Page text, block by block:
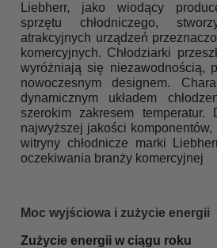
Liebherr, jako wiodący
sprzętu chłodniczego,
atrakcyjnych urządzeń
komercyjnych. Chłodziarki
wyróżniają się niezawodnością,
nowoczesnym designem.
dynamicznym układem
szerokim zakresem temperatur.
najwyższej jakości
witryny chłodnicze marki
oczekiwania branży komercyjnej
Moc wyjściowa i zużycie energii
Zużycie energii w ciągu roku